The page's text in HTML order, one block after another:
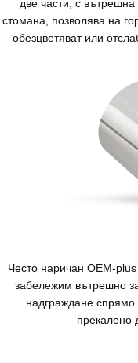
две части, с
стомана, позволява на
обезцветяват или
Често наричан OEM-
забележим вътрешно
надграждане спрямо
прекалено